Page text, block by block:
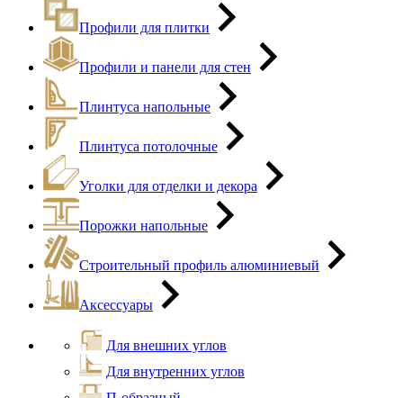
Профили для плитки
Профили и панели для стен
Плинтуса напольные
Плинтуса потолочные
Уголки для отделки и декора
Порожки напольные
Строительный профиль алюминиевый
Аксессуары
Для внешних углов
Для внутренних углов